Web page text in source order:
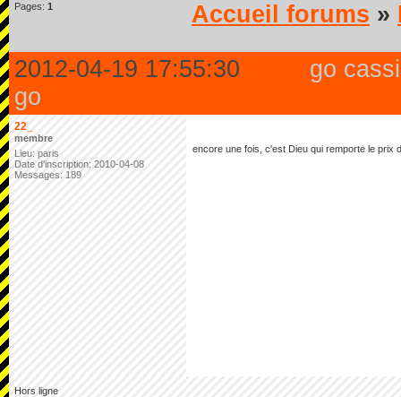
Pages: 1 Accueil forums »
2012-04-19 17:55:30
go
go
22_
membre
Lieu: paris
Date d'inscription: 2010-04-08
Messages: 189
encore une fois, c'est Dieu qui remporte le prix
Hors ligne